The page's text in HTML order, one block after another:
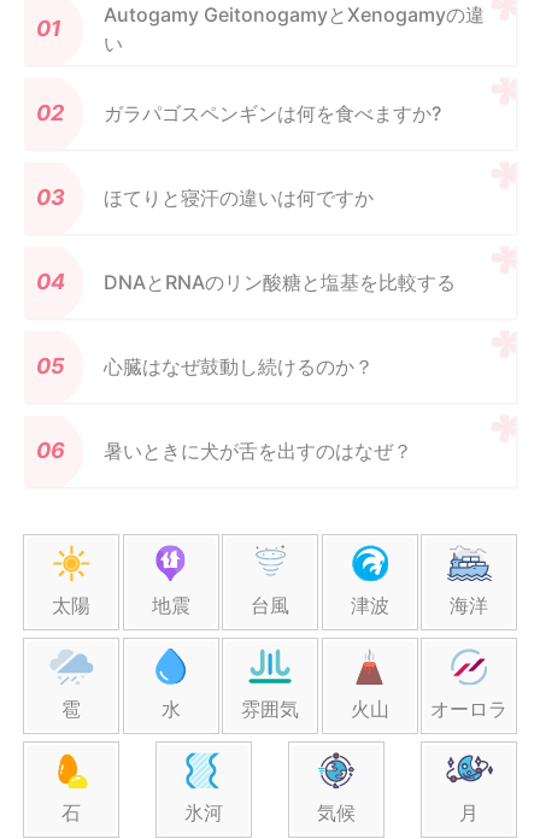
Autogamy GeitonogamyとXenogamyの違
い
ガラパゴスペンギンは何を食べますか?
ほてりと寝汗の違いは何ですか
DNAとRNAのリン酸糖と塩基を比較する
心臓はなぜ鼓動し続けるのか？
暑いときに犬が舌を出すのはなぜ？
太陽 地震 台風 津波 海洋
雹 水 雰囲気 火山 オーロラ
石 氷河 気候 月